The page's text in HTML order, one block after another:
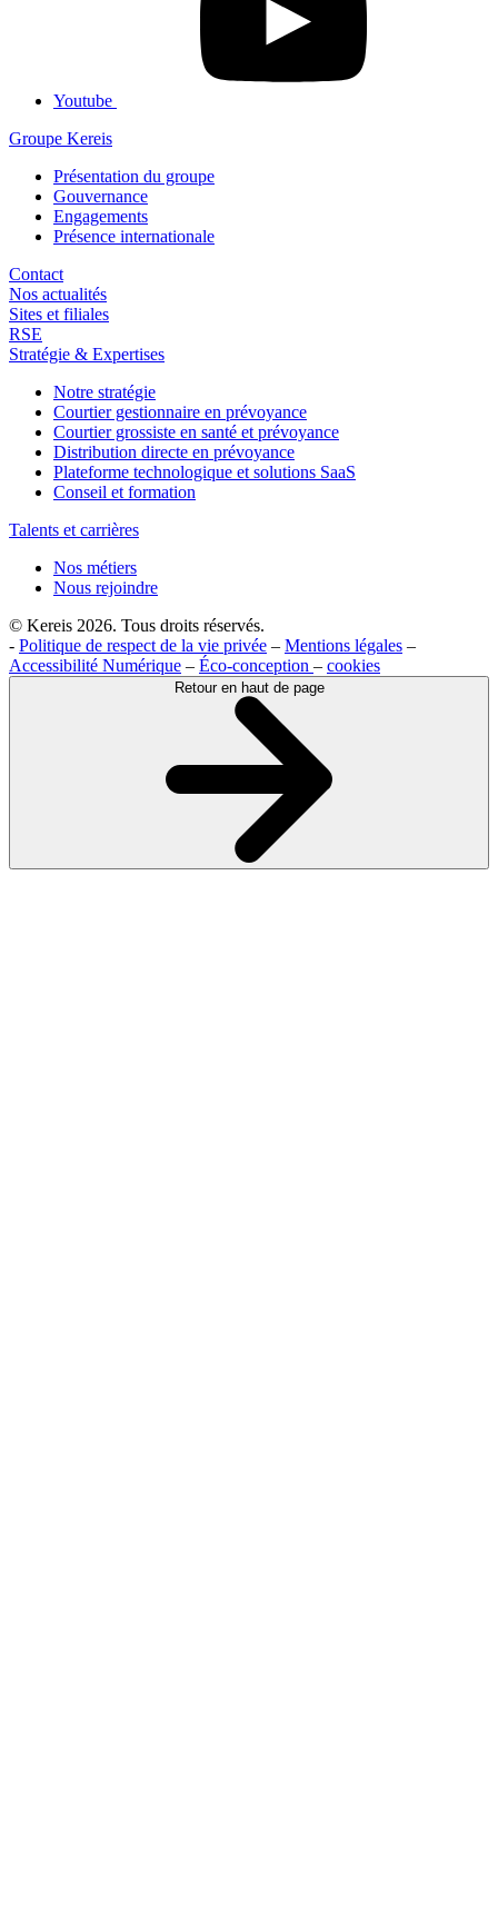
Youtube
Groupe Kereis
Présentation du groupe
Gouvernance
Engagements
Présence internationale
Contact
Nos actualités
Sites et filiales
RSE
Stratégie & Expertises
Notre stratégie
Courtier gestionnaire en prévoyance
Courtier grossiste en santé et prévoyance
Distribution directe en prévoyance
Plateforme technologique et solutions SaaS
Conseil et formation
Talents et carrières
Nos métiers
Nous rejoindre
© Kereis 2026. Tous droits réservés.
- Politique de respect de la vie privée – Mentions légales –
Accessibilité Numérique – Éco-conception – cookies
Retour en haut de page